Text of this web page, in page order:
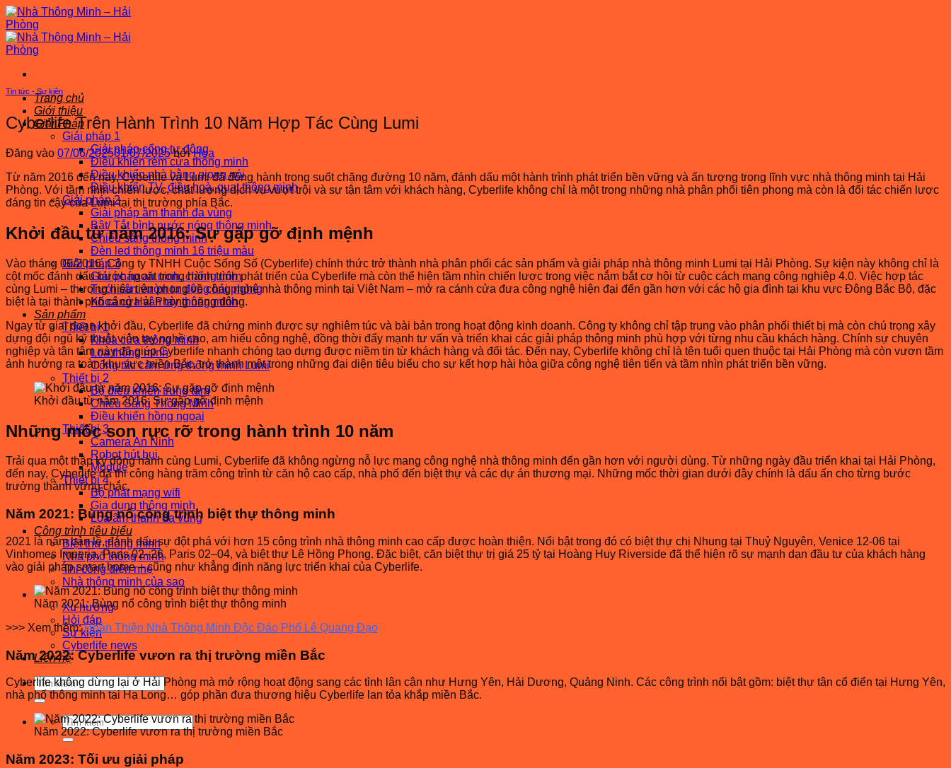
Bỏ
qua
nội
dung
Trang chủ
Giới thiệu
Giải Pháp
Giải pháp 1
Giải pháp cổng tự động
Điều khiển rèm cửa thông minh
Điều khiển nhà bằng giọng nói
Điều khiển TV, điều hoà, quạt thông minh
Giải pháp 2
Giải pháp âm thanh đa vùng
Bật/ Tắt bình nước nóng thông minh
Chiếu sáng thông minh
Đèn led thông minh 16 triệu màu
Giải pháp 3
Giải pháp an ninh, chống trộm
Tưới sân vườn tự động hải phòng
Khoá cửa vân tay thông minh
Sản phẩm
Thiết bị 1
Khóa cửa thông minh
Loa thông minh
Công tắc cảm ứng thông minh Lumi
Thiết bị 2
Bộ điều khiển trung tâm
Chiếu Sáng Thông Minh
Điều khiển hồng ngoại
Thiết bị 3
Camera An Ninh
Robot hút bụi
Module
Thiết bị 4
Bộ phát mạng wifi
Gia dụng thông minh
Loa âm thanh đa vùng
Công trình tiêu biểu
Biệt thự thông minh
Nhà phố thông minh
Thi công điện nhẹ
Nhà thông minh của sao
Tin tức – Sự kiện
Xu hướng
Hỏi đáp
Sự kiện
Cyberlife news
Liên hệ
Tìm
kiếm:
Tìm
kiếm:
Tin tức - Sự kiện
Cyberlife Trên Hành Trình 10 Năm Hợp Tác Cùng Lumi
Đăng vào 07/06/202501/07/2025 bởiHoa
Từ năm 2016 đến nay, Cyberlife và Lumi đã đồng hành trong suốt chặng đường 10 năm, đánh dấu một hành trình phát triển bền vững và ấn tượng trong lĩnh vực nhà thông minh tại Hải
Phòng. Với tầm nhìn chiến lược, chất lượng dịch vụ vượt trội và sự tận tâm với khách hàng, Cyberlife không chỉ là một trong những nhà phân phối tiên phong mà còn là đối tác chiến lược
đáng tin cậy của Lumi tại thị trường phía Bắc.
Khởi đầu từ năm 2016: Sự gặp gỡ định mệnh
Vào tháng 06/2016, Công ty TNHH Cuộc Sống Số (Cyberlife) chính thức trở thành nhà phân phối các sản phẩm và giải pháp nhà thông minh Lumi tại Hải Phòng. Sự kiện này không chỉ là
cột mốc đánh dấu bước ngoặt trong hành trình phát triển của Cyberlife mà còn thể hiện tầm nhìn chiến lược trong việc nắm bắt cơ hội từ cuộc cách mạng công nghiệp 4.0. Việc hợp tác
cùng Lumi – thương hiệu tiên phong về công nghệ nhà thông minh tại Việt Nam – mở ra cánh cửa đưa công nghệ hiện đại đến gần hơn với các hộ gia đình tại khu vực Đông Bắc Bộ, đặc
biệt là tại thành phố cảng Hải Phòng năng động.
Ngay từ giai đoạn khởi đầu, Cyberlife đã chứng minh được sự nghiêm túc và bài bản trong hoạt động kinh doanh. Công ty không chỉ tập trung vào phân phối thiết bị mà còn chú trọng xây
dựng đội ngũ kỹ thuật viên tay nghề cao, am hiểu công nghệ, đồng thời đẩy mạnh tư vấn và triển khai các giải pháp thông minh phù hợp với từng nhu cầu khách hàng. Chính sự chuyên
nghiệp và tận tâm này đã giúp Cyberlife nhanh chóng tạo dựng được niềm tin từ khách hàng và đối tác. Đến nay, Cyberlife không chỉ là tên tuổi quen thuộc tại Hải Phòng mà còn vươn tầm
ảnh hưởng ra toàn khu vực miền Bắc, trở thành một trong những đại diện tiêu biểu cho sự kết hợp hài hòa giữa công nghệ tiên tiến và tầm nhìn phát triển bền vững.
Khởi đầu từ năm 2016: Sự gặp gỡ định mệnh
Những mốc son rực rỡ trong hành trình 10 năm
Trải qua một thập kỷ đồng hành cùng Lumi, Cyberlife đã không ngừng nỗ lực mang công nghệ nhà thông minh đến gần hơn với người dùng. Từ những ngày đầu triển khai tại Hải Phòng,
đến nay, Cyberlife đã thi công hàng trăm công trình từ căn hộ cao cấp, nhà phố đến biệt thự và các dự án thương mại. Những mốc thời gian dưới đây chính là dấu ấn cho từng bước
trưởng thành vững chắc.
Năm 2021: Bùng nổ công trình biệt thự thông minh
2021 là năm bản lề, đánh dấu sự đột phá với hơn 15 công trình nhà thông minh cao cấp được hoàn thiện. Nổi bật trong đó có biệt thự chị Nhung tại Thuỷ Nguyên, Venice 12-06 tại
Vinhomes Imperia, Paris 02–26, Paris 02–04, và biệt thự Lê Hồng Phong. Đặc biệt, căn biệt thự trị giá 25 tỷ tại Hoàng Huy Riverside đã thể hiện rõ sự mạnh dạn đầu tư của khách hàng
vào giải pháp smart home – cũng như khẳng định năng lực triển khai của Cyberlife.
Năm 2021: Bùng nổ công trình biệt thự thông minh
>>> Xem thêm:Hoàn Thiện Nhà Thông Minh Độc Đáo Phố Lê Quang Đạo
Năm 2022: Cyberlife vươn ra thị trường miền Bắc
Cyberlife không dừng lại ở Hải Phòng mà mở rộng hoạt động sang các tỉnh lân cận như Hưng Yên, Hải Dương, Quảng Ninh. Các công trình nổi bật gồm: biệt thự tân cổ điển tại Hưng Yên,
nhà phố thông minh tại Hạ Long… góp phần đưa thương hiệu Cyberlife lan tỏa khắp miền Bắc.
Năm 2022: Cyberlife vươn ra thị trường miền Bắc
Năm 2023: Tối ưu giải pháp